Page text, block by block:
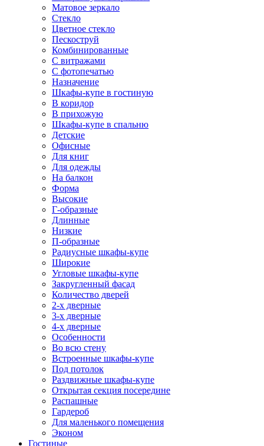
Матовое зеркало
Стекло
Цветное стекло
Пескоструй
Комбинированные
С витражами
С фотопечатью
Назначение
Шкафы-купе в гостиную
В коридор
В прихожую
Шкафы-купе в спальню
Детские
Офисные
Для книг
Для одежды
На балкон
Форма
Высокие
Г-образные
Длинные
Низкие
П-образные
Радиусные шкафы-купе
Широкие
Угловые шкафы-купе
Закругленный фасад
Количество дверей
2-х дверные
3-х дверные
4-х дверные
Особенности
Во всю стену
Встроенные шкафы-купе
Под потолок
Раздвижные шкафы-купе
Открытая секция посередине
Распашные
Гардероб
Для маленького помещения
Эконом
Гостиные